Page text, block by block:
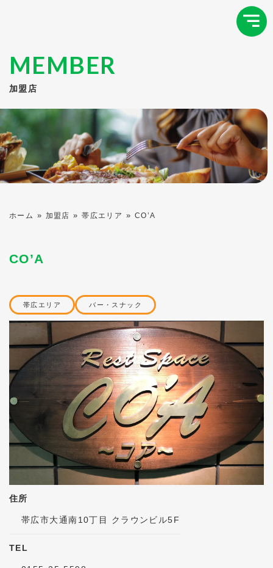
MEMBER
加盟店
ホーム » 加盟店 »帯広エリア » CO’A
CO’A
帯広エリア バー・スナック
住所
帯広市大通南10丁目 クラウンビル5F
TEL